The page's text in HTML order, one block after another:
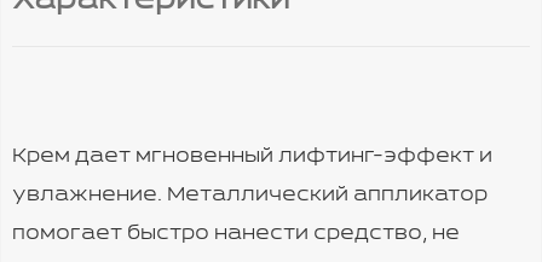
Крем дает мгновенный лифтинг-эффект и
увлажнение. Металлический аппликатор
помогает быстро нанести средство, не